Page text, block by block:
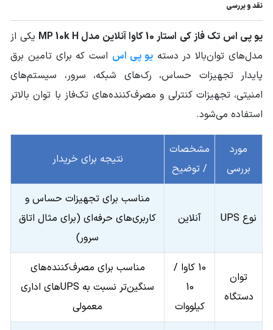
برند موتور برق و
ژنراتور
وزن محموله (گرم) 13500
ابعاد mm (طول-
عرض-ارتفاع)
سایر مشخصات
سطح نویز (Noise): کمتر از 58 dB
ارتفاع از سطح دریا: کمتر از 1000m
پورت‌های ارتباطی: RS232 / USB
نقد و بررسی
یو پی اس تک فاز کی استار 10 کاوا آنلاین مدل MP 10k H
یکی از
مدل‌های توان‌بالا در دستهیو پی اس است که برای تامین برق
پایدار تجهیزات حساس، رک‌های شبکه، سرور، سیستم‌های
امنیتی، تجهیزات کنترلی و مصرف‌کننده‌های تک‌فاز با توان بالاتر
استفاده می‌شود.
مورد
بررسی
مشخصات
/ توضیح
نتیجه برای خریدار
نوع UPS آنلاین
مناسب برای تجهیزات حساس و
کاربری‌های حرفه‌ای (برای مثال اتاق
سرور)
توان
دستگاه
10 کاوا /
10
کیلووات
مناسب برای مصرف‌کننده‌های
سنگین‌تر نسبت به UPSهای اداری
معمولی